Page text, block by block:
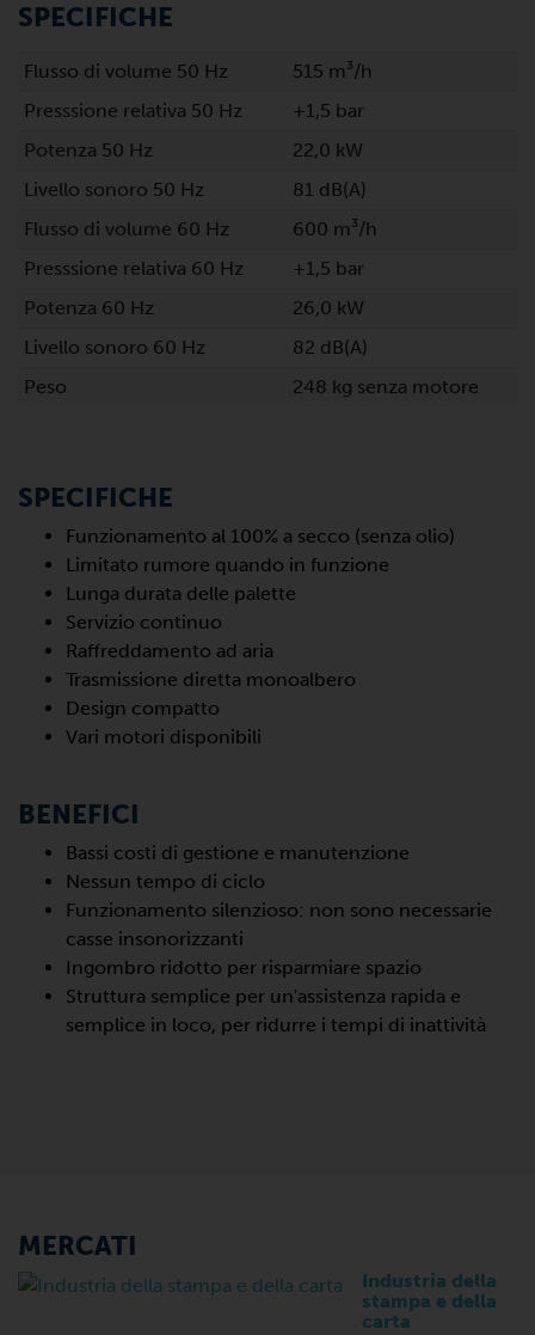
SPECIFICHE
Flusso di volume 50 Hz
515 m³/h
Presssione relativa 50 Hz
+1,5 bar
Potenza 50 Hz
22,0 kW
Livello sonoro 50 Hz
81 dB(A)
Flusso di volume 60 Hz
600 m³/h
Presssione relativa 60 Hz
+1,5 bar
Potenza 60 Hz
26,0 kW
Livello sonoro 60 Hz
82 dB(A)
Peso
248 kg senza motore
SPECIFICHE
Funzionamento al 100% a secco (senza olio)
Limitato rumore quando in funzione
Lunga durata delle palette
Servizio continuo
Raffreddamento ad aria
Trasmissione diretta monoalbero
Design compatto
Vari motori disponibili
BENEFICI
Bassi costi di gestione e manutenzione
Nessun tempo di ciclo
Funzionamento silenzioso: non sono necessarie
casse insonorizzanti
Ingombro ridotto per risparmiare spazio
Struttura semplice per un'assistenza rapida e
semplice in loco, per ridurre i tempi di inattività
MERCATI
Industria della
stampa e della
carta